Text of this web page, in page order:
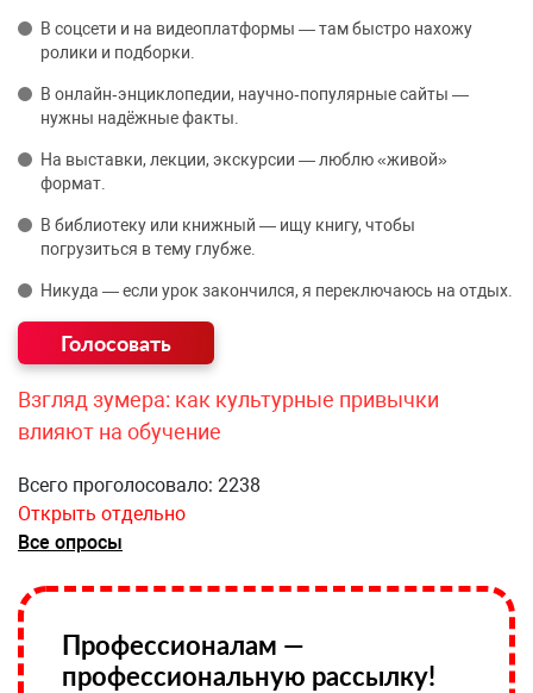
В соцсети и на видеоплатформы — там быстро нахожу
ролики и подборки.
В онлайн‑энциклопедии, научно‑популярные сайты —
нужны надёжные факты.
На выставки, лекции, экскурсии — люблю «живой»
формат.
В библиотеку или книжный — ищу книгу, чтобы
погрузиться в тему глубже.
Никуда — если урок закончился, я переключаюсь на отдых.
Взгляд зумера: как культурные привычки
влияют на обучение
Всего проголосовало: 2238
Открыть отдельно
Все опросы
Профессионалам —
профессиональную рассылку!